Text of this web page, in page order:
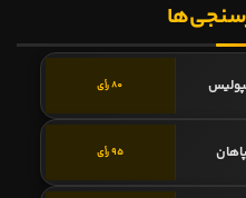
80 رأی
95 رأی